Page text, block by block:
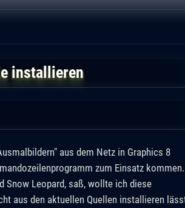
installieren
aus dem Netz in Graphics 8
zum Einsatz kommen.
Snow Leopard, saß, wollte ich diese
aus den aktuellen Quellen installieren